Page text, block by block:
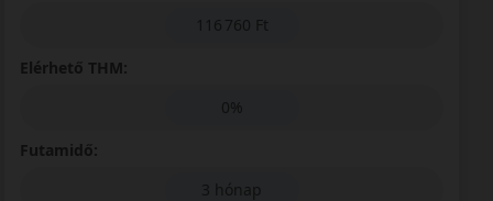
116 760 Ft
Elérhető THM:
0%
Futamidő:
3 hónap